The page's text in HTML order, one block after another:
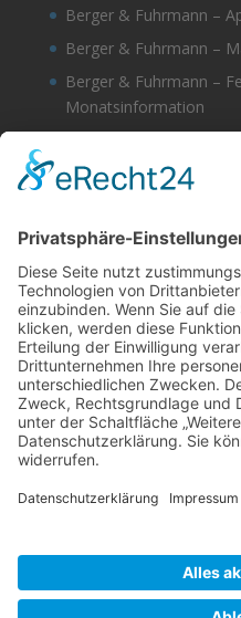
Berger & Fuhrmann –
Berger & Fuhrmann –
Berger & Fuhrmann –
Monatsinformation
Monatsinformation
Suche
Sonstige
Kontakt
Facebook
Anfahrt & Lageplan